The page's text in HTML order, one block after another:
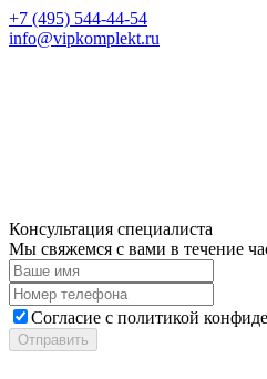
+7 (495) 544-44-54
info@vipkomplekt.ru
Консультация специалиста
Мы свяжемся с вами в течение
Cогласие с политикой
Отправить